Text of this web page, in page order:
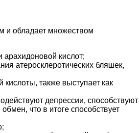
и обладает множеством
арахидоновой кислот;
атеросклеротических бляшек,
также выступает как
депрессии, способствуют
что в итоге способствует